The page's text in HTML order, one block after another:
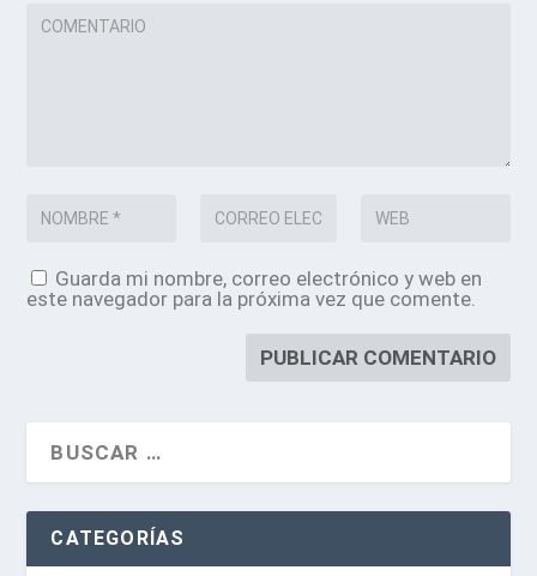
Guarda mi nombre, correo electrónico y web en
este navegador para la próxima vez que comente.
CATEGORÍAS